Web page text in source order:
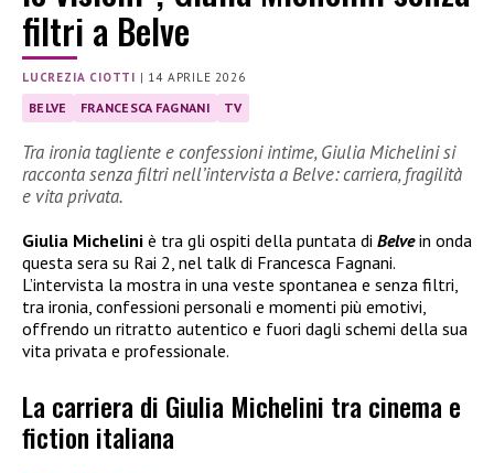
filtri a Belve
LUCREZIA CIOTTI | 14 APRILE 2026
BELVE FRANCESCA FAGNANI TV
Tra ironia tagliente e confessioni intime, Giulia Michelini si
racconta senza filtri nell’intervista a Belve: carriera, fragilità
e vita privata.
Giulia Michelini è tra gli ospiti della puntata di Belve in onda
questa sera su Rai 2, nel talk di Francesca Fagnani.
L’intervista la mostra in una veste spontanea e senza filtri,
tra ironia, confessioni personali e momenti più emotivi,
offrendo un ritratto autentico e fuori dagli schemi della sua
vita privata e professionale.
La carriera di Giulia Michelini tra cinema e
fiction italiana